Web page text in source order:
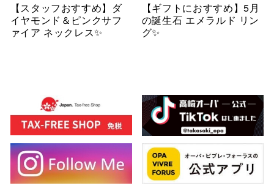
【スタッフおすすめ】ダ
イヤモンド＆ピンクサフ
ァイア ネックレス✨
【ギフトにおすすめ】5月
の誕生石 エメラルド リン
グ✨